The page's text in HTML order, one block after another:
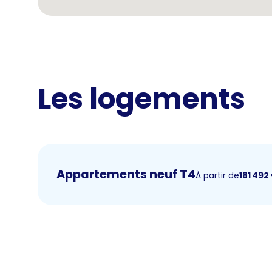
Les logements
Appartements neuf T4À partir de181 492